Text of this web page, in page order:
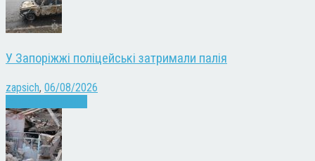
У Запоріжжі поліцейські затримали палія
zapsich, 06/08/2026